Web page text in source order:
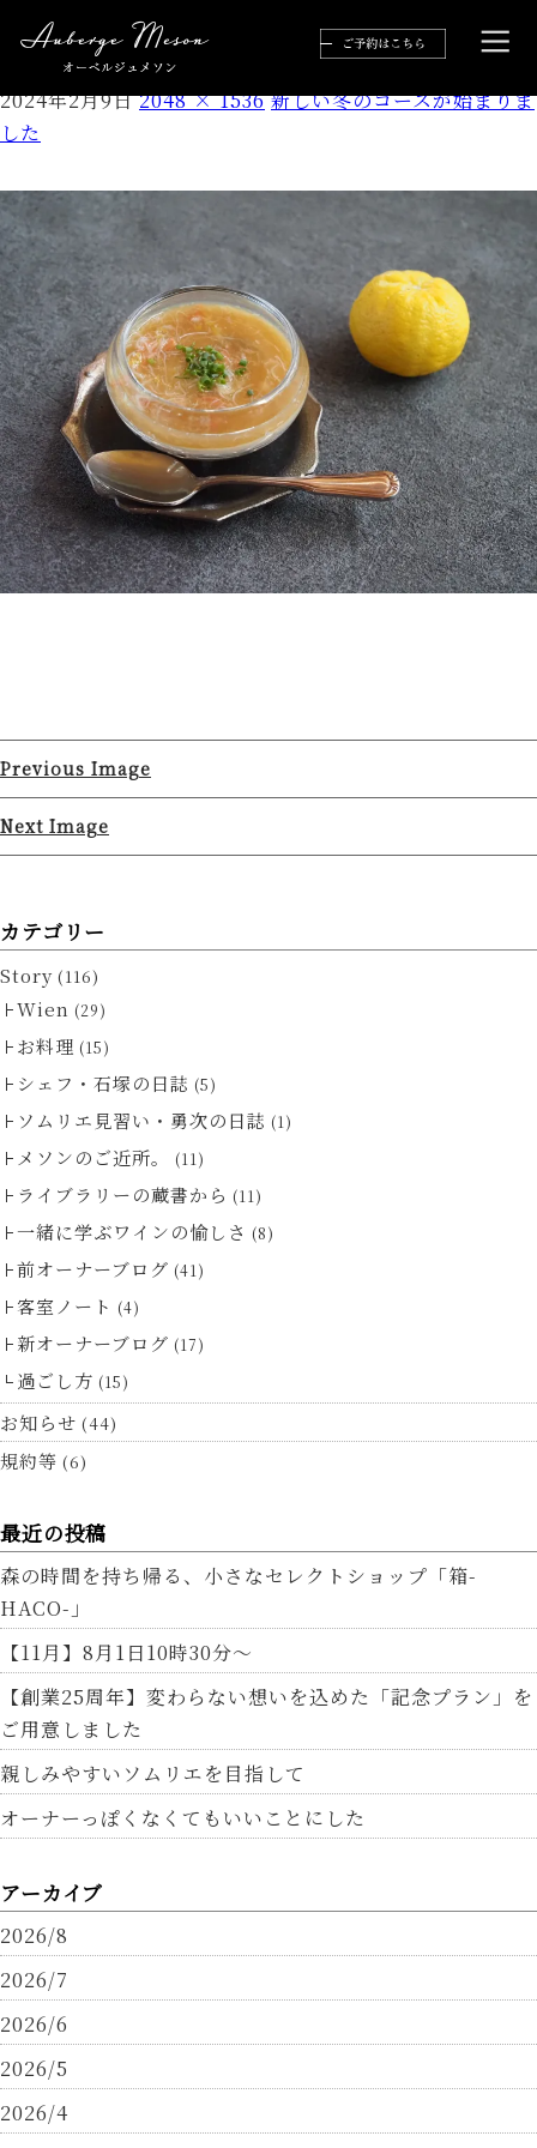
F1E69459-85DC-4FFD-95F9-35F16825185C
2024年2月9日 2048 × 1536 新しい冬のコースが始まりま
した
Previous Image
Next Image
カテゴリー
Story (116)
Wien (29)
お料理 (15)
シェフ・石塚の日誌 (5)
ソムリエ見習い・勇次の日誌 (1)
メソンのご近所。 (11)
ライブラリーの蔵書から (11)
一緒に学ぶワインの愉しさ (8)
前オーナーブログ (41)
客室ノート (4)
新オーナーブログ (17)
過ごし方 (15)
お知らせ (44)
規約等 (6)
最近の投稿
森の時間を持ち帰る、小さなセレクトショップ「箱-
HACO-」
【11月】8月1日10時30分～
【創業25周年】変わらない想いを込めた「記念プラン」を
ご用意しました
親しみやすいソムリエを目指して
オーナーっぽくなくてもいいことにした
アーカイブ
2026/8
2026/7
2026/6
2026/5
2026/4